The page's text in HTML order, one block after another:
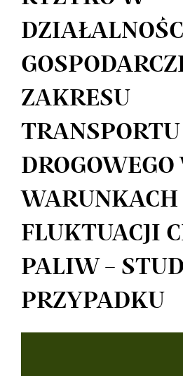
ZAKRESU
TRANSPORTU
DROGOWEGO
WARUNKACH
FLUKTUACJI
PALIW –
PRZYPADKU